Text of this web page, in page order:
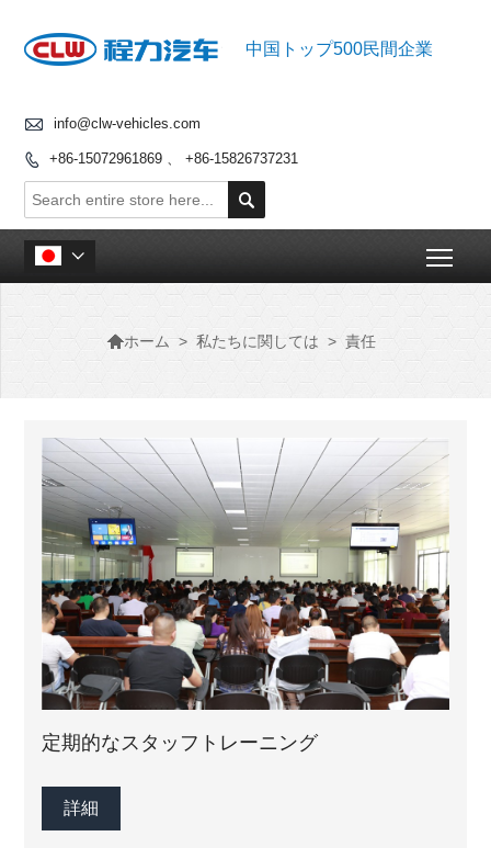
中国トップ500民間企業
 info@clw-vehicles.com
 +86-15072961869 、 +86-15826737231


ホーム > 私たちに関しては > 責任
定期的なスタッフトレーニング
詳細